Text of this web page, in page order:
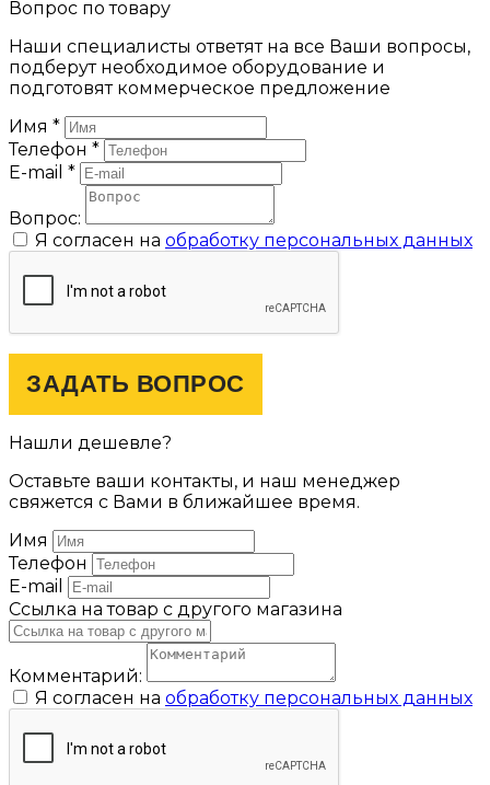
Вопрос по товару
Наши специалисты ответят на все Ваши вопросы,
подберут необходимое оборудование и
подготовят коммерческое предложение
Имя *
Телефон *
E-mail *
Вопрос:
Я согласен на обработку персональных данных
ЗАДАТЬ ВОПРОС
Нашли дешевле?
Оставьте ваши контакты, и наш менеджер
свяжется с Вами в ближайшее время.
Имя
Телефон
E-mail
Ссылка на товар с другого магазина
Комментарий:
Я согласен на обработку персональных данных